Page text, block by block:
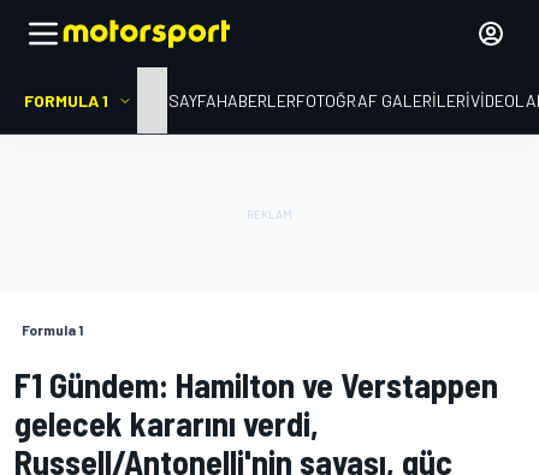
FORMULA 1 ANA SAYFAHABERLERFOTOĞRAF GALERILERI
Formula 1
F1 Gündem: Hamilton ve Verstappen
gelecek kararını verdi,
Russell/Antonelli'nin savaşı, güç